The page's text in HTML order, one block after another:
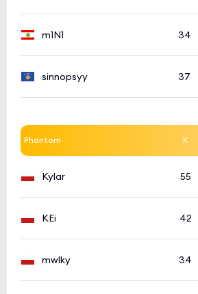
m1N1 34
sinnopsyy 37
Phantom K
Kylar 55
KEi 42
mwlky 34